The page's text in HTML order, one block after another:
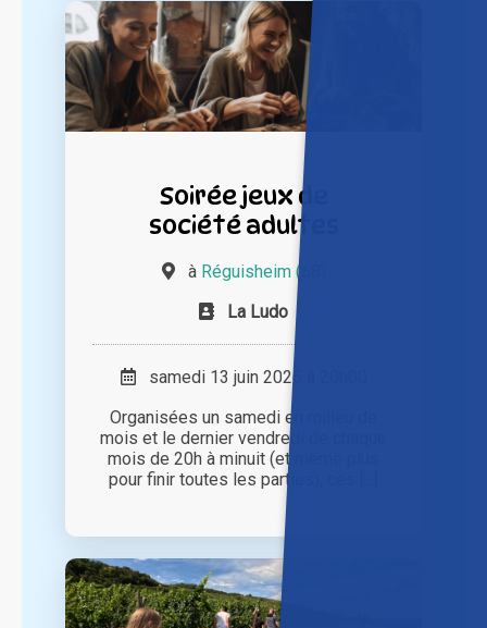
Soirée jeux de
société adultes
à Réguisheim (68)
La Ludo
samedi 13 juin 2026 à 20h00
Organisées un samedi en milieu de
mois et le dernier vendredi de chaque
mois de 20h à minuit (et même plus
pour finir toutes les parties), ces [...]